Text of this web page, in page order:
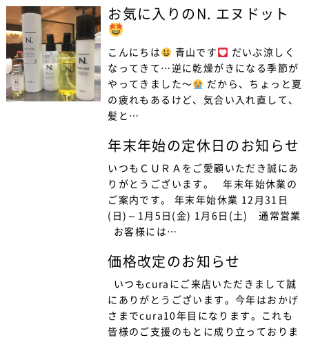
お気に入りのN. エヌドット
こんにちは 青山です
だいぶ涼しく
なってきて…逆に乾燥がきになる季節が
やってきました〜
だから、ちょっと夏
の疲れもあるけど、気合い入れ直して、
髪と…
年末年始の定休日のお知らせ
いつもＣＵＲＡをご愛顧いただき誠にあ
りがとうございます。 年末年始休業の
ご案内です。 年末年始休業 12月31日
(日)～1月5日(金) 1月6日(土) 通常営業
お客様には…
価格改定のお知らせ
いつもcuraにご来店いただきまして誠
にありがとうございます。今年はおかげ
さまでcura10年目になります。これも
皆様のご支援のもとに成り立っておりま